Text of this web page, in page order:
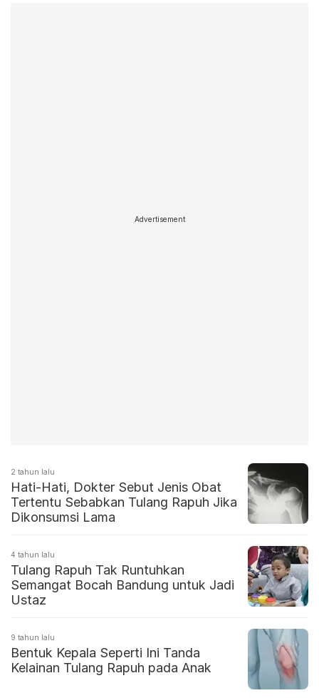
Advertisement
2 tahun lalu
Hati-Hati, Dokter Sebut Jenis Obat
Tertentu Sebabkan Tulang Rapuh Jika
Dikonsumsi Lama
4 tahun lalu
Tulang Rapuh Tak Runtuhkan
Semangat Bocah Bandung untuk Jadi
Ustaz
9 tahun lalu
Bentuk Kepala Seperti Ini Tanda
Kelainan Tulang Rapuh pada Anak